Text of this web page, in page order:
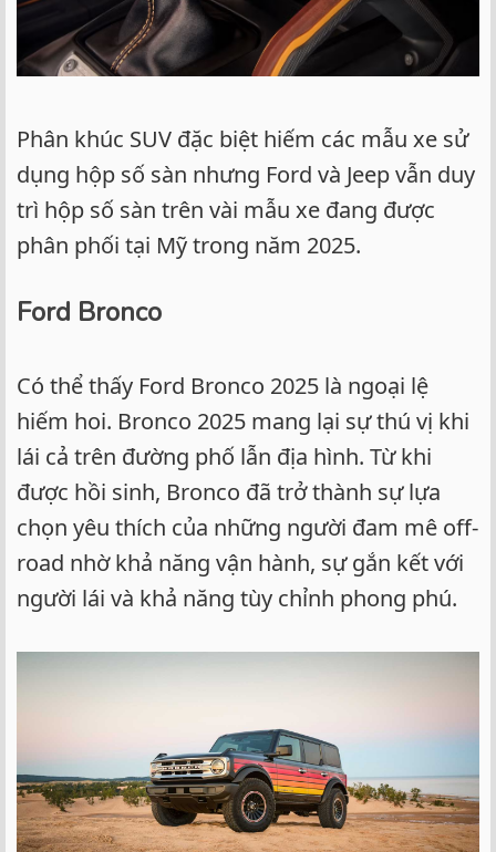
Phân khúc SUV đặc biệt hiếm các mẫu xe sử
dụng hộp số sàn nhưng Ford và Jeep vẫn duy
trì hộp số sàn trên vài mẫu xe đang được
phân phối tại Mỹ trong năm 2025.
Ford Bronco
Có thể thấy Ford Bronco 2025 là ngoại lệ
hiếm hoi. Bronco 2025 mang lại sự thú vị khi
lái cả trên đường phố lẫn địa hình. Từ khi
được hồi sinh, Bronco đã trở thành sự lựa
chọn yêu thích của những người đam mê off-
road nhờ khả năng vận hành, sự gắn kết với
người lái và khả năng tùy chỉnh phong phú.